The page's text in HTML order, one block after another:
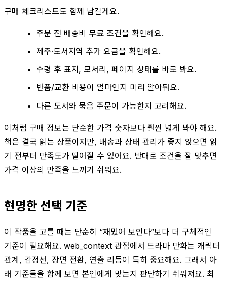
구매 체크리스트도 함께 남길게요.
주문 전 배송비 무료 조건을 확인해요.
제주·도서지역 추가 요금을 확인해요.
수령 후 표지, 모서리, 페이지 상태를 바로 봐요.
반품/교환 비용이 얼마인지 미리 알아둬요.
다른 도서와 묶음 주문이 가능한지 고려해요.
이처럼 구매 정보는 단순한 가격 숫자보다 훨씬 넓게 봐야 해요.
책은 결국 읽는 상품이지만, 배송과 상태 관리가 좋지 않으면 읽
기 전부터 만족도가 떨어질 수 있어요. 반대로 조건을 잘 맞추면
가격 이상의 만족을 느끼기 쉬워요.
현명한 선택 기준
이 작품을 고를 때는 단순히 “재밌어 보인다”보다 더 구체적인
기준이 필요해요. web_context 관점에서 드라마 만화는 캐릭터
관계, 감정선, 장면 전환, 연출 리듬이 특히 중요해요. 그래서 아
래 기준들을 함께 보면 본인에게 맞는지 판단하기 쉬워져요. 최